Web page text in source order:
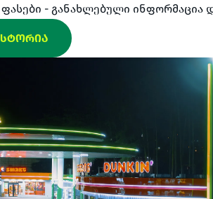
ფასები - განახლებული ინფორმაცია